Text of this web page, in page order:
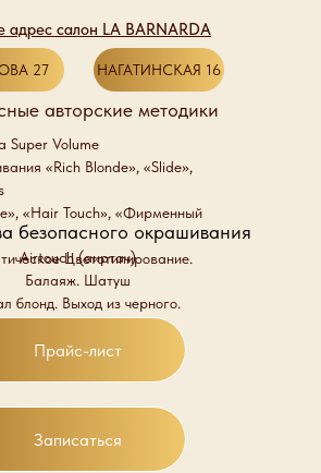
адрес салон LA BARNARDA
Прайс-лист
Записаться
Super Volume
«Rich Blonde», «Slide»,
«Hair Touch», «Фирменный
Цветотипирование.
авторские методики
безопасного окрашивания
Airtouch (аиртач)
Балаяж. Шатуш
блонд. Выход из черного.
27 НАГАТИНСКАЯ 16